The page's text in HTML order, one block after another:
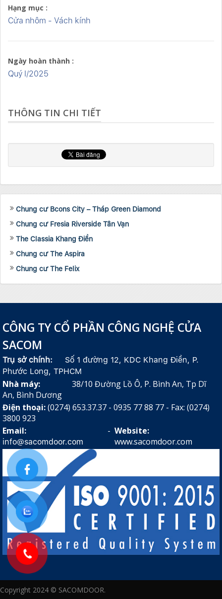
Hạng mục :
Cửa nhôm - Vách kính
Ngày hoàn thành :
Quý I/2025
THÔNG TIN CHI TIẾT
Chung cư Bcons City – Tháp Green Diamond
Chung cư Fresia Riverside Tân Vạn
The Classia Khang Điền
Chung cư The Aspira
Chung cư The Felix
CÔNG TY CỔ PHẦN CÔNG NGHỆ CỬA
SACOM
Trụ sở chính:
Số 1 đường 12, KDC Khang Điền, P.
Phước Long, TPHCM
Nhà máy: 38/10 Đường Lồ Ô, P. Bình An, Tp Dĩ
An, Bình Dương
Điện thoại:(0274) 653.37.37 - 0935 77 88 77 - Fax: (0274)
3800 923
Email:
info@sacomdoor.com
- Website:
www.sacomdoor.com
Copyright 2024 © SACOMDOOR.